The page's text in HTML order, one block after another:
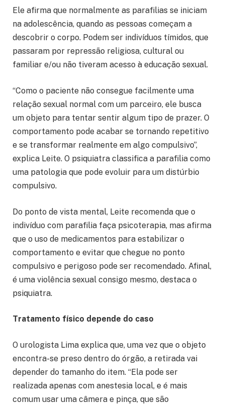
Ele afirma que normalmente as parafilias se iniciam
na adolescência, quando as pessoas começam a
descobrir o corpo. Podem ser indivíduos tímidos, que
passaram por repressão religiosa, cultural ou
familiar e/ou não tiveram acesso à educação sexual.
“Como o paciente não consegue facilmente uma
relação sexual normal com um parceiro, ele busca
um objeto para tentar sentir algum tipo de prazer. O
comportamento pode acabar se tornando repetitivo
e se transformar realmente em algo compulsivo”,
explica Leite. O psiquiatra classifica a parafilia como
uma patologia que pode evoluir para um distúrbio
compulsivo.
Do ponto de vista mental, Leite recomenda que o
indivíduo com parafilia faça psicoterapia, mas afirma
que o uso de medicamentos para estabilizar o
comportamento e evitar que chegue no ponto
compulsivo e perigoso pode ser recomendado. Afinal,
é uma violência sexual consigo mesmo, destaca o
psiquiatra.
Tratamento físico depende do caso
O urologista Lima explica que, uma vez que o objeto
encontra-se preso dentro do órgão, a retirada vai
depender do tamanho do item. “Ela pode ser
realizada apenas com anestesia local, e é mais
comum usar uma câmera e pinça, que são